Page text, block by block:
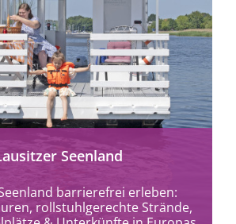
mehr erfahren
Seenland
barrierefrei erleben:
rollstuhlgerechte Strände,